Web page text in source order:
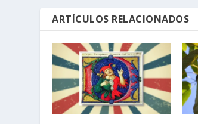
ARTÍCULOS RELACIONADOS